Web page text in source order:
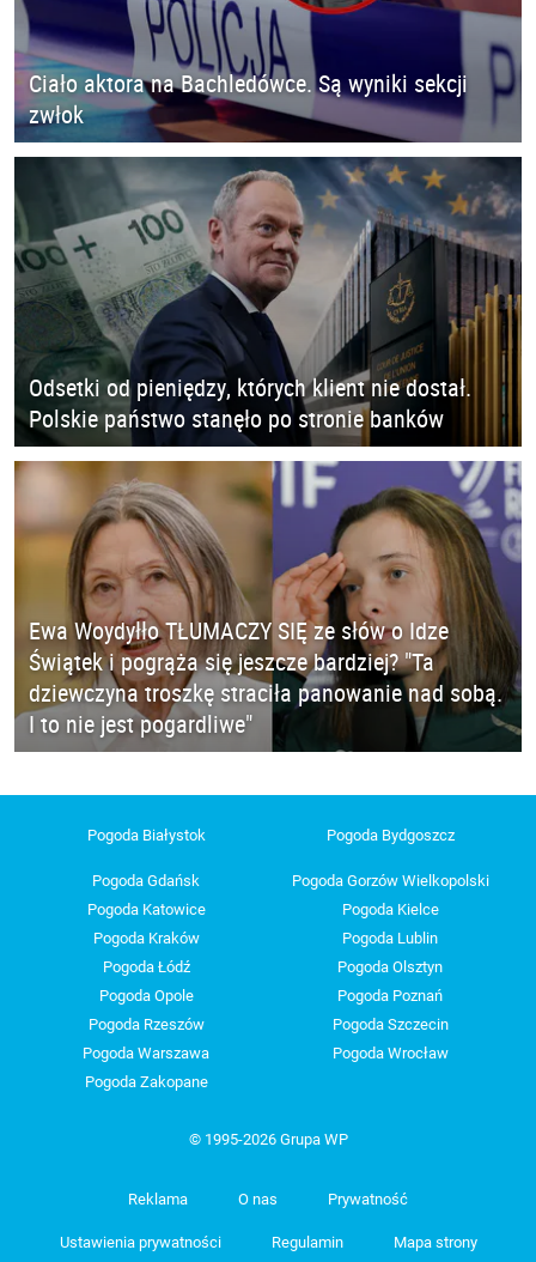
Ciało aktora na Bachledówce. Są wyniki sekcji
zwłok
Odsetki od pieniędzy, których klient nie dostał.
Polskie państwo stanęło po stronie banków
Ewa Woydyłło TŁUMACZY SIĘ ze słów o Idze
Świątek i pogrąża się jeszcze bardziej? "Ta
dziewczyna troszkę straciła panowanie nad sobą.
I to nie jest pogardliwe"
Pogoda Białystok Pogoda Bydgoszcz
Pogoda Gdańsk
Pogoda Gorzów Wielkopolski
Pogoda Katowice
Pogoda Kielce
Pogoda Kraków
Pogoda Lublin
Pogoda Łódź
Pogoda Olsztyn
Pogoda Opole
Pogoda Poznań
Pogoda Rzeszów
Pogoda Szczecin
Pogoda Warszawa
Pogoda Wrocław
Pogoda Zakopane
© 1995-2026 Grupa WP
Reklama O nas Prywatność
Ustawienia prywatności Regulamin Mapa strony